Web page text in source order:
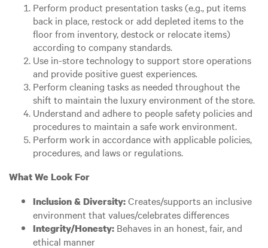
Perform product presentation tasks (e.g., put items
back in place, restock or add depleted items to the
floor from inventory, destock or relocate items)
according to company standards.
Use in-store technology to support store operations
and provide positive guest experiences.
Perform cleaning tasks as needed throughout the
shift to maintain the luxury environment of the store.
Understand and adhere to people safety policies and
procedures to maintain a safe work environment.
Perform work in accordance with applicable policies,
procedures, and laws or regulations.
What We Look For
Inclusion & Diversity:Creates/supports an inclusive
environment that values/celebrates differences
Integrity/Honesty: Behaves in an honest, fair, and
ethical manner